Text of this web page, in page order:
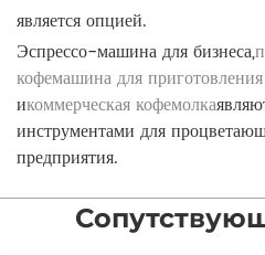
является опцией.
Эспрессо-машина для бизнеса,
кофемашина для
икоммерческая кофемолка
инструментами для
предприятия.